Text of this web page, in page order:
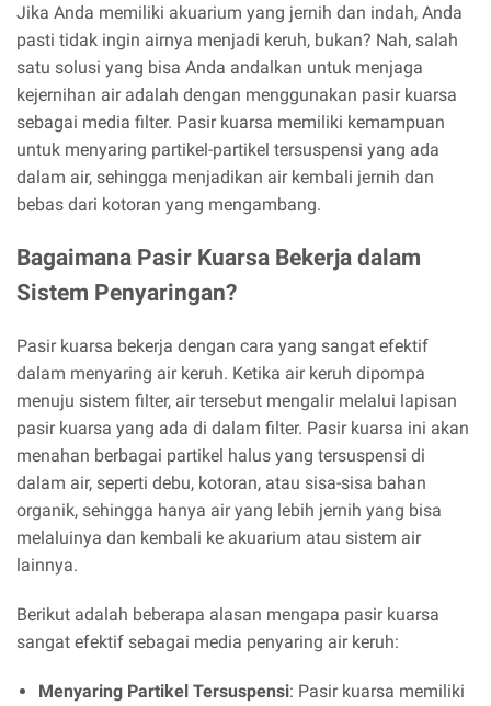
Jika Anda memiliki akuarium yang jernih dan indah, Anda
pasti tidak ingin airnya menjadi keruh, bukan? Nah, salah
satu solusi yang bisa Anda andalkan untuk menjaga
kejernihan air adalah dengan menggunakan pasir kuarsa
sebagai media filter. Pasir kuarsa memiliki kemampuan
untuk menyaring partikel-partikel tersuspensi yang ada
dalam air, sehingga menjadikan air kembali jernih dan
bebas dari kotoran yang mengambang.
Bagaimana Pasir Kuarsa Bekerja dalam
Sistem Penyaringan?
Pasir kuarsa bekerja dengan cara yang sangat efektif
dalam menyaring air keruh. Ketika air keruh dipompa
menuju sistem filter, air tersebut mengalir melalui lapisan
pasir kuarsa yang ada di dalam filter. Pasir kuarsa ini akan
menahan berbagai partikel halus yang tersuspensi di
dalam air, seperti debu, kotoran, atau sisa-sisa bahan
organik, sehingga hanya air yang lebih jernih yang bisa
melaluinya dan kembali ke akuarium atau sistem air
lainnya.
Berikut adalah beberapa alasan mengapa pasir kuarsa
sangat efektif sebagai media penyaring air keruh:
Menyaring Partikel Tersuspensi: Pasir kuarsa memiliki